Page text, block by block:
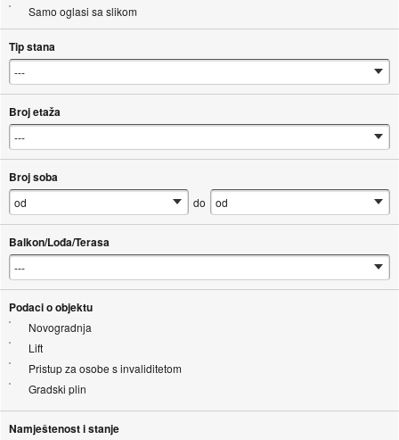
Samo oglasi sa slikom
Tip stana
Broj etaža
Broj soba
do
Balkon/Lođa/Terasa
Podaci o objektu
Novogradnja
Lift
Pristup za osobe s invaliditetom
Gradski plin
Namještenost i stanje